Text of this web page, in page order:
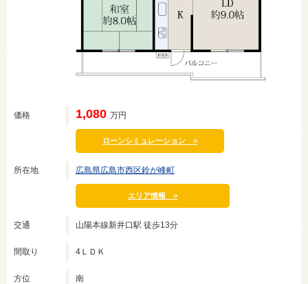
価格 1,080 万円
ローンシミュレーション >
所在地 広島県広島市西区鈴が峰町
エリア情報 >
交通 山陽本線新井口駅 徒歩13分
間取り 4ＬＤＫ
方位 南